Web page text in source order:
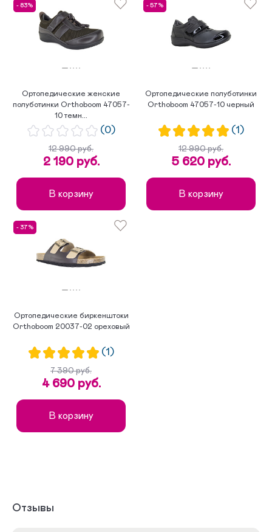
- 83%
Ортопедические женские
полуботинки Orthoboom 47057-
10 темн...
(0)
12 990 руб.
2 190 руб.
В корзину
- 57%
Ортопедические полуботинки
Orthoboom 47057-10 черный
(1)
12 990 руб.
5 620 руб.
В корзину
- 37%
Ортопедические биркенштоки
Orthoboom 20037-02 ореховый
(1)
7 390 руб.
4 690 руб.
В корзину
Отзывы